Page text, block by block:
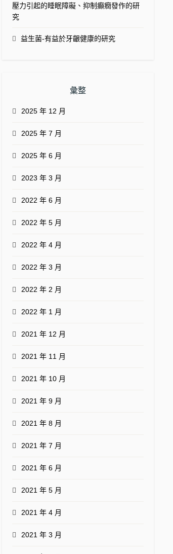
壓力引起的睡眠障礙、抑制癲癇發作的研
究
益生菌-有益於牙齦健康的研究
彙整
2025 年 12 月
2025 年 7 月
2025 年 6 月
2023 年 3 月
2022 年 6 月
2022 年 5 月
2022 年 4 月
2022 年 3 月
2022 年 2 月
2022 年 1 月
2021 年 12 月
2021 年 11 月
2021 年 10 月
2021 年 9 月
2021 年 8 月
2021 年 7 月
2021 年 6 月
2021 年 5 月
2021 年 4 月
2021 年 3 月